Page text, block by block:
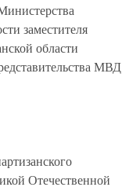
заместителя
области
МВД
Отечественной